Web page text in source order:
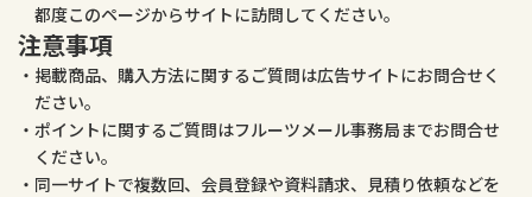
都度このページからサイトに訪問してください。
注意事項
掲載商品、購入方法に関するご質問は広告サイトにお問合せく
ださい。
ポイントに関するご質問はフルーツメール事務局までお問合せ
ください。
同一サイトで複数回、会員登録や資料請求、見積り依頼などを